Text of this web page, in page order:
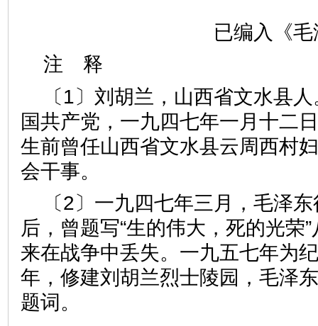
已编入《
注 释
〔1〕刘胡兰，山西省文水县
国共产党，一九四七年一月十二
生前曾任山西省文水县云周西村
会干事。
〔2〕一九四七年三月，毛泽
后，曾题写“生的伟大，死的光荣
来在战争中丢失。一九五七年为
年，修建刘胡兰烈士陵园，毛泽
题词。